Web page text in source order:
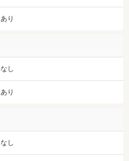
あり
なし
あり
なし